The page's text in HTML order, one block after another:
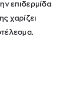
επιδερμίδα
χαρίζει